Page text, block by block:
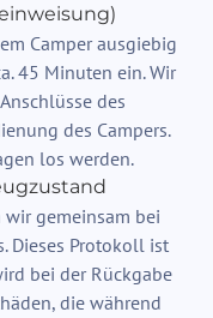
Camper ausgiebig
45 Minuten ein. Wir
des
des Campers.
los werden.
gemeinsam bei
Dieses Protokoll ist
bei der Rückgabe
die während